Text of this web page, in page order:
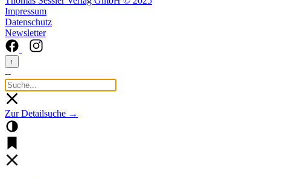
Impressum
Datenschutz
Newsletter
↑
--
Zur Detailsuche →